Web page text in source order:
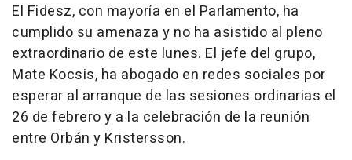
El Fidesz, con mayoría en el Parlamento, ha
cumplido su amenaza y no ha asistido al pleno
extraordinario de este lunes. El jefe del grupo,
Mate Kocsis, ha abogado en redes sociales por
esperar al arranque de las sesiones ordinarias el
26 de febrero y a la celebración de la reunión
entre Orbán y Kristersson.